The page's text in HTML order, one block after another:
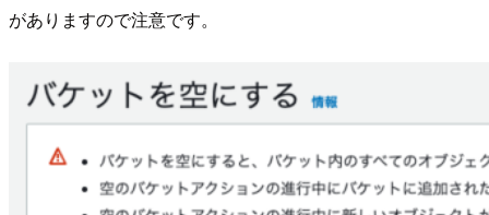
がありますので注意です。